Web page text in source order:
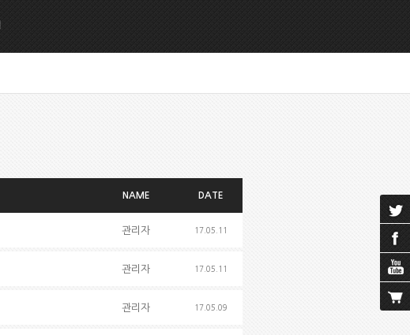
NAME DATE
관리자 17.05.11
관리자 17.05.11
관리자 17.05.09